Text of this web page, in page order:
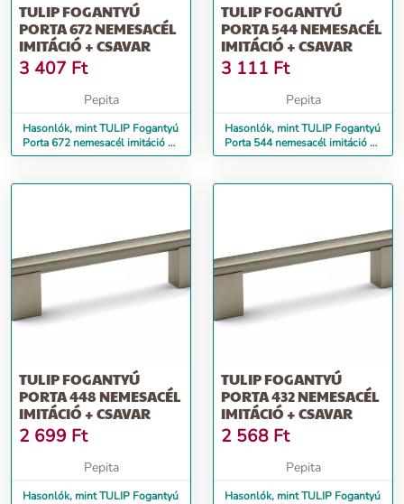
TULIP FOGANTYÚ
PORTA 672 NEMESACÉL
IMITÁCIÓ + CSAVAR
3 407 Ft
Pepita
Hasonlók, mint TULIP Fogantyú
Porta 672 nemesacél imitáció +
csavar
TULIP FOGANTYÚ
PORTA 544 NEMESACÉL
IMITÁCIÓ + CSAVAR
3 111 Ft
Pepita
Hasonlók, mint TULIP Fogantyú
Porta 544 nemesacél imitáció +
csavar
TULIP FOGANTYÚ
PORTA 448 NEMESACÉL
IMITÁCIÓ + CSAVAR
2 699 Ft
Pepita
Hasonlók, mint TULIP Fogantyú
TULIP FOGANTYÚ
PORTA 432 NEMESACÉL
IMITÁCIÓ + CSAVAR
2 568 Ft
Pepita
Hasonlók, mint TULIP Fogantyú